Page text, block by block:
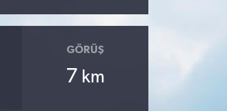
GÖRÜŞ
7 km